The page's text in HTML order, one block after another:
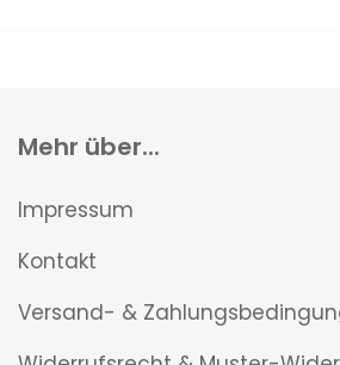
Mehr über...
Impressum
Kontakt
Versand- &